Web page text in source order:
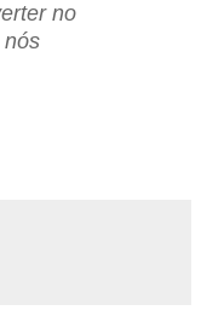
no
nós